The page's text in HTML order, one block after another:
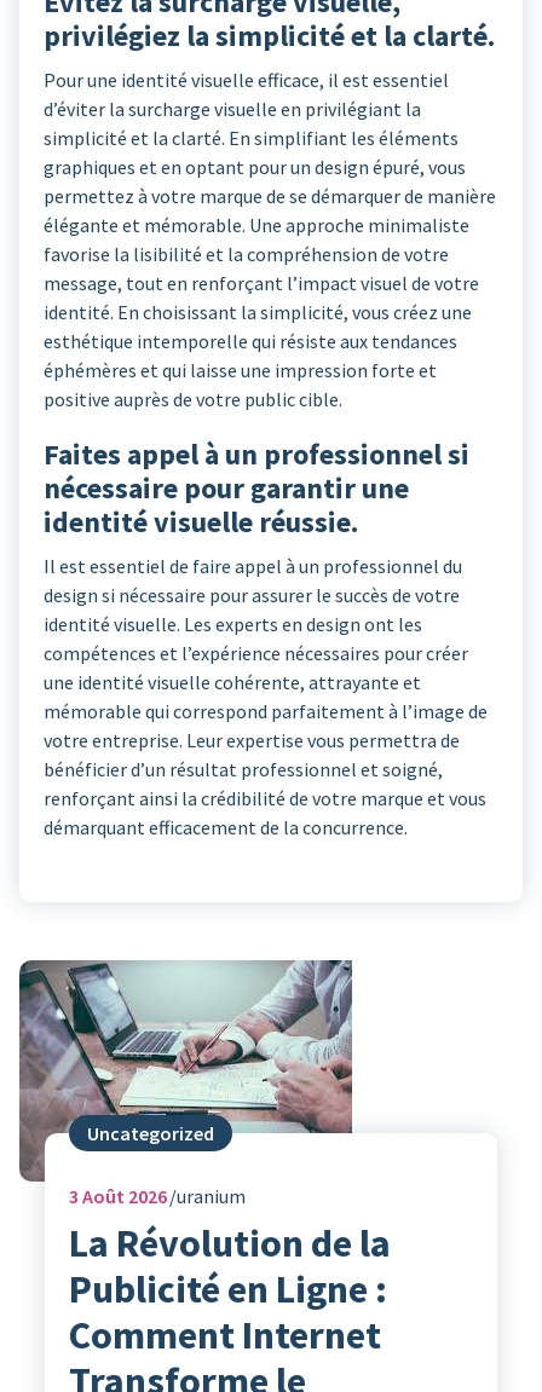
privilégiez la simplicité et la clarté.
Pour une identité visuelle efficace, il est essentiel
d’éviter la surcharge visuelle en privilégiant la
simplicité et la clarté. En simplifiant les éléments
graphiques et en optant pour un design épuré, vous
permettez à votre marque de se démarquer de manière
élégante et mémorable. Une approche minimaliste
favorise la lisibilité et la compréhension de votre
message, tout en renforçant l’impact visuel de votre
identité. En choisissant la simplicité, vous créez une
esthétique intemporelle qui résiste aux tendances
éphémères et qui laisse une impression forte et
positive auprès de votre public cible.
Faites appel à un professionnel si
nécessaire pour garantir une
identité visuelle réussie.
Il est essentiel de faire appel à un professionnel du
design si nécessaire pour assurer le succès de votre
identité visuelle. Les experts en design ont les
compétences et l’expérience nécessaires pour créer
une identité visuelle cohérente, attrayante et
mémorable qui correspond parfaitement à l’image de
votre entreprise. Leur expertise vous permettra de
bénéficier d’un résultat professionnel et soigné,
renforçant ainsi la crédibilité de votre marque et vous
démarquant efficacement de la concurrence.
Uncategorized
3 Août 2026 uranium
La Révolution de la
Publicité en Ligne :
Comment Internet
Transforme le